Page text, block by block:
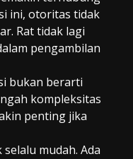
ini, otoritas tidak
Rat tidak lagi
pengambilan
bukan berarti
kompleksitas
penting jika
mudah. Ada